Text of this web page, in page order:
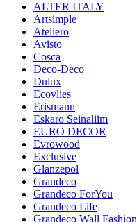
ALTER ITALY
Artsimple
Ateliero
Avisto
Cosca
Deco-Deco
Dulux
Ecovlies
Erismann
Eskaro Seinaliim
EURO DECOR
Evrowood
Exclusive
Glanzepol
Grandeco
Grandeco ForYou
Grandeco Life
Grandeco Wall Fashion